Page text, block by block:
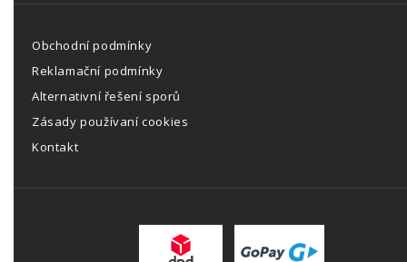
Obchodní podmínky
Reklamační podmínky
Alternativní řešení sporů
Zásady používaní cookies
Kontakt